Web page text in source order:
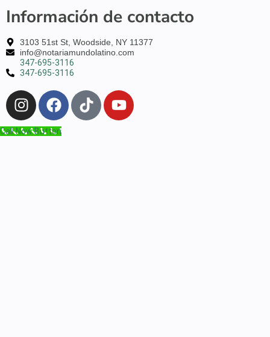
Información de contacto
3103 51st St, Woodside, NY 11377
info@notariamundolatino.com
347-695-3116
347-695-3116
Call Now Button